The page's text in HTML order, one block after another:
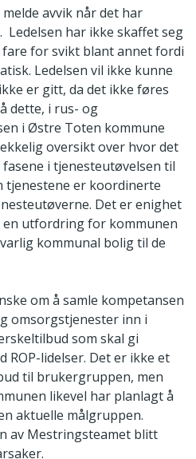
avvik når det har
har ikke skaffet seg
for svikt blant annet fordi
Ledelsen vil ikke kunne
er gitt, da det ikke føres
dette, i rus- og
i Østre Toten kommune
oversikt over hvor det
i tjenesteutøvelsen til
tjenestene er koordinerte
Det er enighet
en utfordring for kommunen
kommunal bolig til de
om å samle kompetansen
omsorgstjenester inn i
som skal gi
ROP-lidelser. Det er ikke et
til brukergruppen, men
likevel har planlagt å
aktuelle målgruppen.
av Mestringsteamet blitt